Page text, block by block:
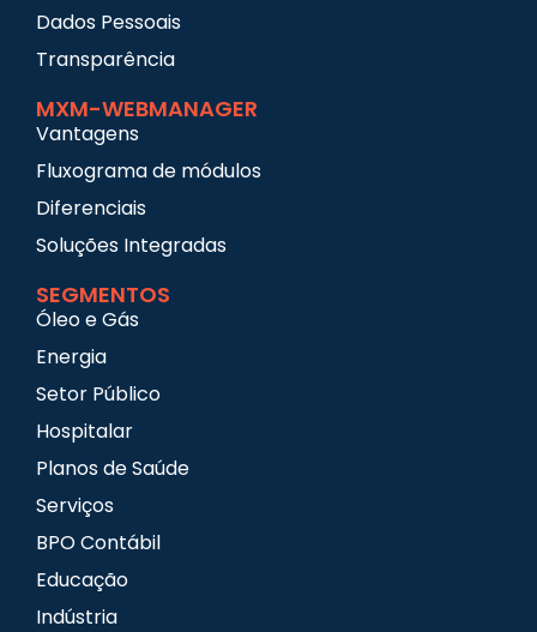
Dados Pessoais
Transparência
MXM-WEBMANAGER
Vantagens
Fluxograma de módulos
Diferenciais
Soluções Integradas
SEGMENTOS
Óleo e Gás
Energia
Setor Público
Hospitalar
Planos de Saúde
Serviços
BPO Contábil
Educação
Indústria